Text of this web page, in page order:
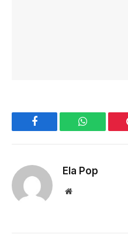
Facebook WhatsApp
Ela Pop
Website